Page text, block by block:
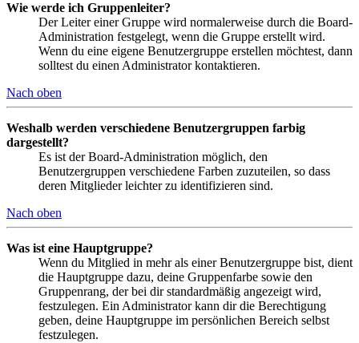
Wie werde ich Gruppenleiter?
Der Leiter einer Gruppe wird normalerweise durch die Board-
Administration festgelegt, wenn die Gruppe erstellt wird.
Wenn du eine eigene Benutzergruppe erstellen möchtest, dann
solltest du einen Administrator kontaktieren.
Nach oben
Weshalb werden verschiedene Benutzergruppen farbig
dargestellt?
Es ist der Board-Administration möglich, den
Benutzergruppen verschiedene Farben zuzuteilen, so dass
deren Mitglieder leichter zu identifizieren sind.
Nach oben
Was ist eine Hauptgruppe?
Wenn du Mitglied in mehr als einer Benutzergruppe bist, dient
die Hauptgruppe dazu, deine Gruppenfarbe sowie den
Gruppenrang, der bei dir standardmäßig angezeigt wird,
festzulegen. Ein Administrator kann dir die Berechtigung
geben, deine Hauptgruppe im persönlichen Bereich selbst
festzulegen.